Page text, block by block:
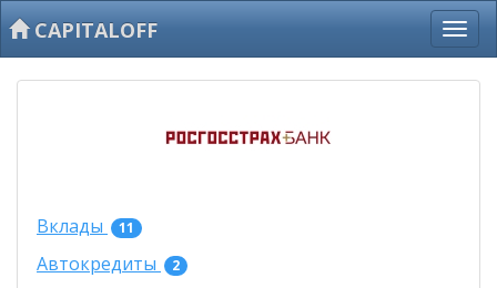
CAPITALOFF
Вклады 11
Автокредиты 2